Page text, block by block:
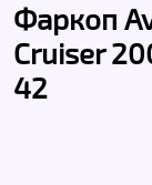
Фаркоп
Cruiser
42